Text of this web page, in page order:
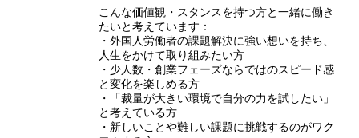
こんな価値観・スタンスを持つ方と一緒に働き
たいと考えています：
・外国人労働者の課題解決に強い想いを持ち、
人生をかけて取り組みたい方
・少人数・創業フェーズならではのスピード感
と変化を楽しめる方
・「裁量が大きい環境で自分の力を試したい」
と考えている方
・新しいことや難しい課題に挑戦するのがワク